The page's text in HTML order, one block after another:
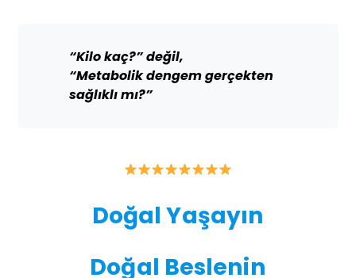
“Kilo kaç?” değil,
“Metabolik dengem gerçekten
sağlıklı mı?”
Doğal Yaşayın
Doğal Beslenin